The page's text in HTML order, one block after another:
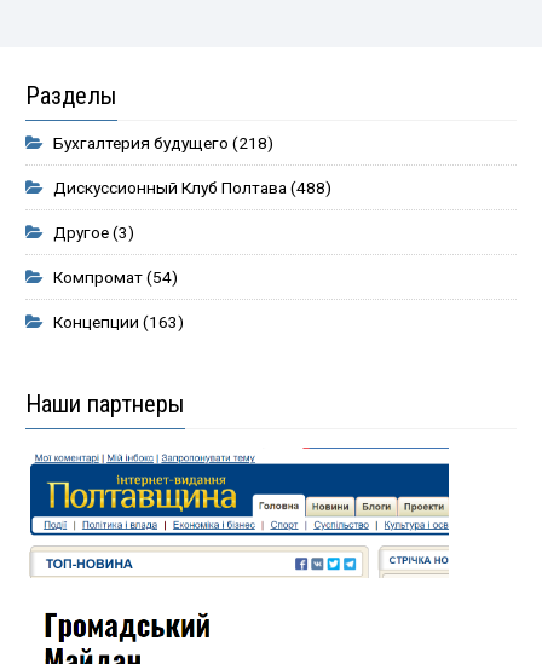
Разделы
Бухгалтерия будущего (218)
Дискуссионный Клуб Полтава (488)
Другое(3)
Компромат(54)
Концепции (163)
Наши партнеры